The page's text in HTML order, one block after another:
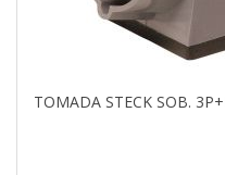
TOMADA STECK SOB.